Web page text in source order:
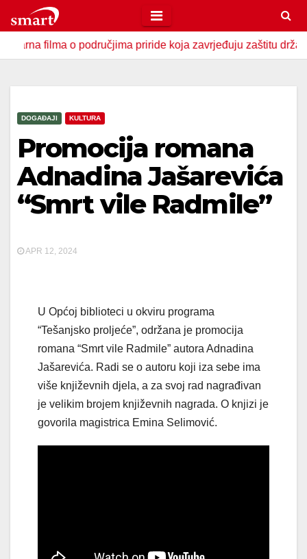
to
contento područjima priride koja zavrjeđuju zaštitu države
DOGAĐAJI KULTURA
Promocija romana
Adnadina Jašarevića
“Smrt vile Radmile”
APR 12, 2024
U Općoj biblioteci u okviru programa
“Tešanjsko proljeće”, održana je promocija
romana “Smrt vile Radmile” autora Adnadina
Jašarevića. Radi se o autoru koji iza sebe ima
više književnih djela, a za svoj rad nagrađivan
je velikim brojem književnih nagrada. O knjizi je
govorila magistrica Emina Selimović.